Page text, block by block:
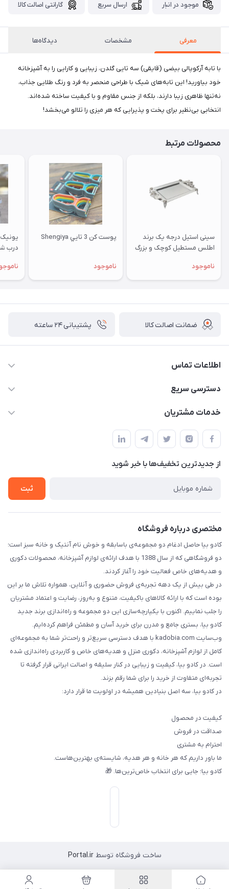
موجود در انبار ارسال سریع گارانتی اصالت کالا
معرفی مشخصات دیدگاه‌ها
با تابه آرکوپالی بیضی (قایقی) سه تایی گلدن، زیبایی و کارایی را به آشپزخانه
خود بیاورید! این تابه‌های شیک با طراحی منحصر به فرد و رنگ طلایی جذاب،
نه‌تنها ظاهری زیبا دارند، بلکه از جنس مقاوم و با کیفیت ساخته شده‌اند.
انتخابی بی‌نظیر برای پخت و پذیرایی که هر میزی را تلالو می‌بخشد!
محصولات مرتبط
سینی استیل درجه یک برند
اطلس مستطیل کوچک و بزرگ
ناموجود
پوست کن 3 تايي Shengiya
ناموجود
درب
ضمانت اصالت کالا پشتیبانی ۲۴ ساعته
اطلاعات تماس
02177408855 و شماره واتس آپ 09126894295
دسترسی سریع
حساب کاربری
تماس با ما
خدمات مشتریان
قوانین و مقررات
حریم خصوصی
راهنما
از جدید‌ترین تخفیف‌ها با‌ خبر شوید
ثبت
مختصری درباره فروشگاه
کادو بیا حاصل ادغام دو مجموعه‌ی باسابقه و خوش‌ نام آنتیک و خانه سبز است؛
دو فروشگاهی که از سال 1388 با هدف ارائه‌ی لوازم آشپزخانه، محصولات دکوری
و هدیه‌های خاص فعالیت خود را آغاز کردند.
در طی بیش از یک دهه تجربه‌ی فروش حضوری و آنلاین، همواره تلاش ما بر این
بوده است که با ارائه کالاهای باکیفیت، متنوع و به‌روز، رضایت و اعتماد مشتریان
را جلب نماییم. اکنون با یکپارچه‌سازی این دو مجموعه و راه‌اندازی برند جدید
کادو بیا، بستری جامع و مدرن برای خرید آسان و مطمئن فراهم کرده‌ایم.
وب‌سایت kadobia.com با هدف دسترسی سریع‌تر و راحت‌تر شما به مجموعه‌ای
کامل از لوازم آشپزخانه، دکوری منزل و هدیه‌های خاص و کاربردی راه‌اندازی شده
است. در کادو بیا، کیفیت و زیبایی در کنار سلیقه و اصالت ایرانی قرار گرفته تا
تجربه‌ای متفاوت از خرید را برای شما رقم بزند.
در کادو بیا، سه اصل بنیادین همیشه در اولویت ما قرار دارد:
کیفیت در محصول
صداقت در فروش
احترام به مشتری
ما باور داریم که هر خانه و هر هدیه، شایسته‌ی بهترین‌هاست.
کادو بیا؛ جایی برای انتخاب خاص‌ترین‌ها. 🎁
ساخت فروشگاه توسطPortal.ir